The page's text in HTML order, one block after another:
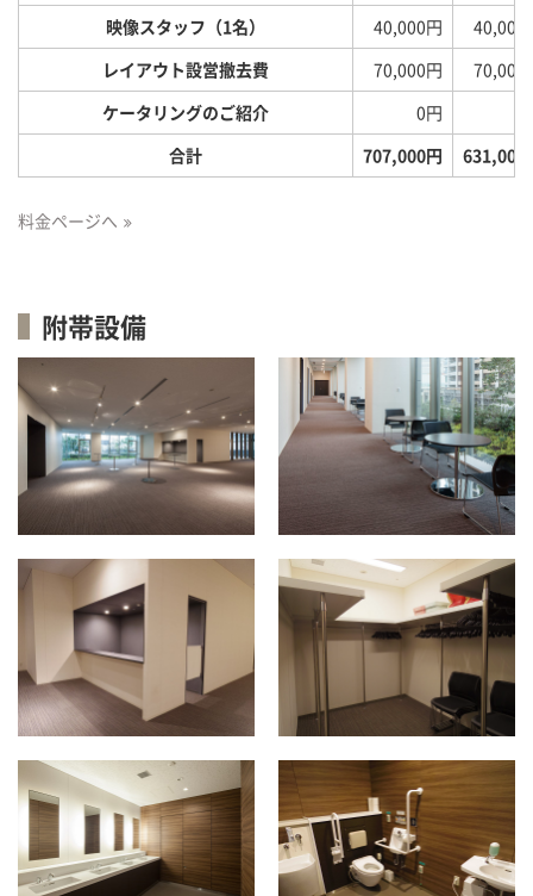
映像スタッフ（1名） 40,000円
40,000
レイアウト設営撤去費
70,000円
70,000
ケータリングのご紹介
0円
合計
707,000円 631,000
料金ページへ
附帯設備